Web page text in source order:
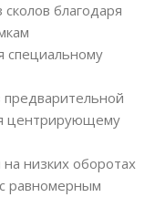
благодаря
специальному
центрирующему
низких оборотах
равномерным